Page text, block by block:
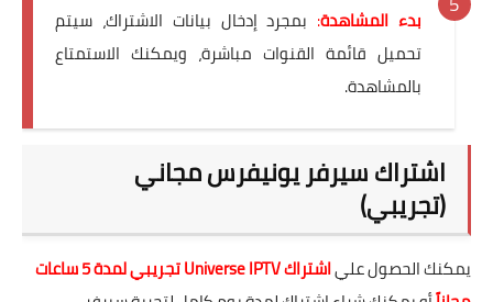
بدء المشاهدة: بمجرد إدخال بيانات الاشتراك، سيتم
تحميل قائمة القنوات مباشرة، ويمكنك الاستمتاع
بالمشاهدة.
اشتراك سيرفر يونيفرس مجاني
(تجريبي)
يمكنك الحصول علي
اشتراك Universe IPTV تجريبي لمدة 5 ساعات